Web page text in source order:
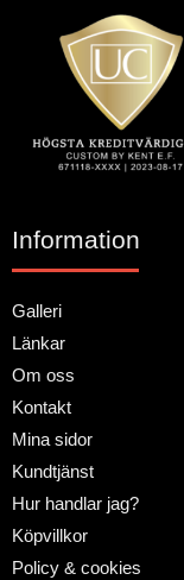
Information
Galleri
Länkar
Om oss
Kontakt
Mina sidor
Kundtjänst
Hur handlar jag?
Köpvillkor
Policy & cookies